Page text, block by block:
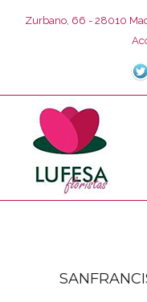
Zurbano, 66 - 28010